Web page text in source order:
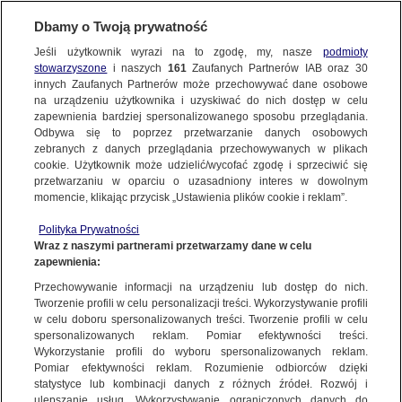
FAKTY | ZOBACZ FAKTY
Amerykanie, Finowie, Szwedzi i Norwegowie razem odpierają wroga w
Norwegii. Ćwiczą też ochotnicy (materiał z 9.03.2024 r.)
NAJNOWSZE
ZOBACZ FAKTY
FAKTY PO FAKTACH
FAKTY O ŚWIECIE
WIĘCEJ
KANAŁY
Dzień dobry!
Jedno konto do wszystkich usług
Dbamy o Twoją prywatność
Jeśli użytkownik wyrazi na to zgodę, my, nasze podmioty
stowarzyszone i naszych 161Zaufanych Partnerów IAB oraz 30
innych Zaufanych Partnerów może przechowywać dane osobowe
na urządzeniu użytkownika i uzyskiwać do nich dostęp w celu
zapewnienia bardziej spersonalizowanego sposobu przeglądania.
Odbywa się to poprzez przetwarzanie danych osobowych
zebranych z danych przeglądania przechowywanych w plikach
cookie. Użytkownik może udzielić/wycofać zgodę i sprzeciwić się
przetwarzaniu w oparciu o uzasadniony interes w dowolnym
momencie, klikając przycisk „Ustawienia plików cookie i reklam”.
Polityka Prywatności
Wraz z naszymi partnerami przetwarzamy dane w celu
zapewnienia:
Przechowywanie informacji na urządzeniu lub dostęp do nich.
Tworzenie profili w celu personalizacji treści. Wykorzystywanie profili
w celu doboru spersonalizowanych treści. Tworzenie profili w celu
spersonalizowanych reklam. Pomiar efektywności treści.
Wykorzystanie profili do wyboru spersonalizowanych reklam.
Pomiar efektywności reklam. Rozumienie odbiorców dzięki
statystyce lub kombinacji danych z różnych źródeł. Rozwój i